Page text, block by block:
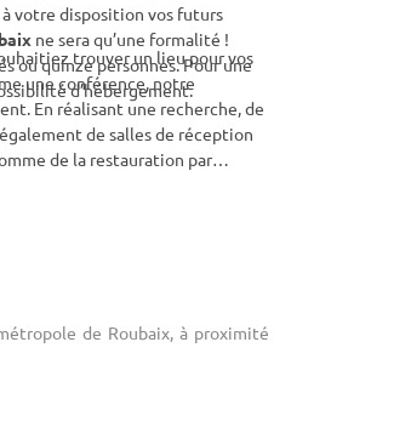
votre disposition vos futurs
ne sera qu’une formalité !
ou quinze personnes. Pour une
d’hébergement.
trouver un lieu pour vos
une conférence, notre
En réalisant une recherche, de
de salles de réception
de la restauration par
procurer le lieu qui
de Roubaix, à proximité